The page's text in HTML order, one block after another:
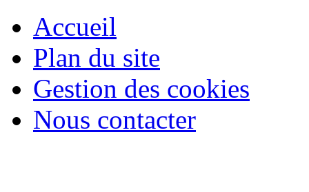
Accueil
Plan du site
Gestion des cookies
Nous contacter